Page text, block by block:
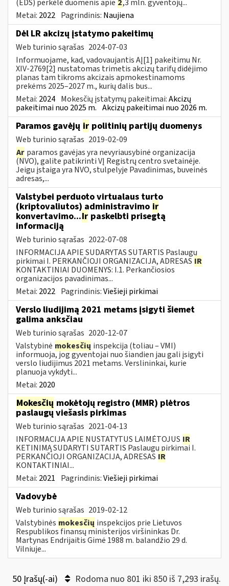
(EDS) perkėlė duomenis apie 2,3 mln. gyventojų...
Metai: 2022 Pagrindinis: Naujiena
Dėl LR akcizų įstatymo pakeitimų
Web turinio sąrašas 2024-07-03
Informuojame, kad, vadovaujantis AĮ[1] pakeitimu Nr.
XIV-2769[2] nustatomas trimetis akcizų tarifų didėjimo
planas tam tikroms akcizais apmokestinamoms
prekėms 2025–2027 m., kurių dalis bus...
Metai: 2024 Mokesčių įstatymų pakeitimai:Akcizų
pakeitimai nuo 2025 m. Akcizų pakeitimai nuo 2026 m.
Paramos gavėjų ir politinių partijų duomenys
Web turinio sąrašas 2019-02-09
Ar paramos gavėjas yra nevyriausybinė organizacija
(NVO), galite patikrinti VĮ Registrų centro svetainėje.
Jeigu įstaiga yra NVO, stulpelyje Pavadinimas, buveinės
adresas,...
Valstybei perduoto virtualaus turto
(kriptovaliutos) administravimo ir
konvertavimo...Ir paskelbti prisegtą
informaciją
Web turinio sąrašas 2022-07-08
INFORMACIJA APIE SUDARYTAS SUTARTIS Paslaugų
pirkimai I. PERKANČIOJI ORGANIZACIJA, ADRESAS IR
KONTAKTINIAI DUOMENYS: I.1. Perkančiosios
organizacijos pavadinimas...
Metai: 2022 Pagrindinis:Viešieji pirkimai
Verslo liudijimą 2021 metams įsigyti šiemet
galima anksčiau
Web turinio sąrašas 2020-12-07
Valstybinė mokesčių inspekcija (toliau – VMI)
informuoja, jog gyventojai nuo šiandien jau gali įsigyti
verslo liudijimus 2021 metams. Verslininkai, kurie
planuoja vykdyti...
Metai: 2020
Mokesčių mokėtojų registro (MMR) plėtros
paslaugų viešasis pirkimas
Web turinio sąrašas 2021-04-13
INFORMACIJA APIE NUSTATYTUS LAIMĖTOJUS IR
KETINIMĄ SUDARYTI SUTARTIS Paslaugų pirkimai I.
PERKANČIOJI ORGANIZACIJA, ADRESAS IR
KONTAKTINIAI...
Metai: 2021 Pagrindinis:Viešieji pirkimai
Vadovybė
Web turinio sąrašas 2019-02-12
Valstybinės mokesčių inspekcijos prie Lietuvos
Respublikos finansų ministerijos viršininkas Dr.
Martynas Endrijaitis Gimė 1988 m. balandžio 29 d.
Vilniuje...
50 Įrašų(-ai) Rodoma nuo 801 iki 850 iš 7,293 irašų.